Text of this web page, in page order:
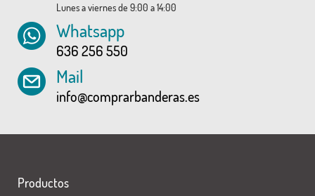
Lunes a viernes de 9:00 a 14:00
Whatsapp
636 256 550
Mail
info@comprarbanderas.es
Productos